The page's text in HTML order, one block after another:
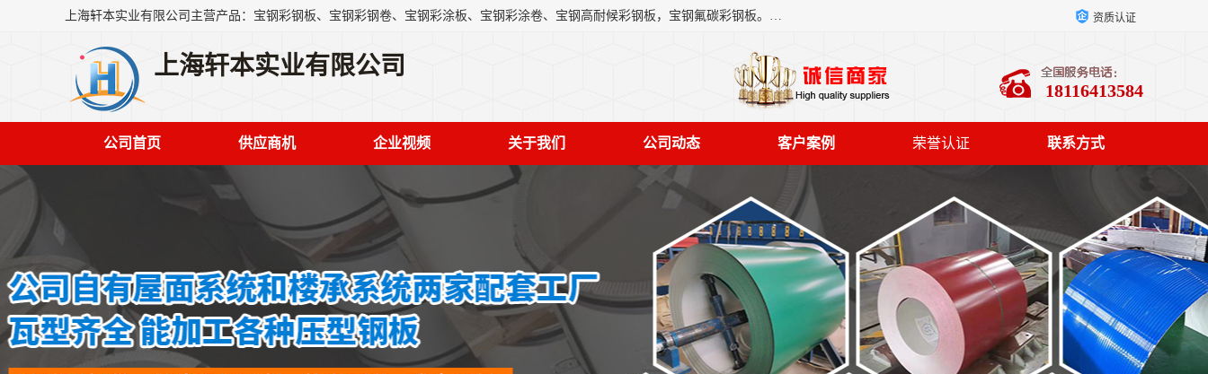
上海轩本实业有限公司主营产品：宝钢彩钢板、宝钢彩钢卷、宝钢彩涂板、宝钢彩涂卷、宝钢高耐候彩钢板，宝钢氟碳彩钢板。是一家集钢铁贸易，物流、加工为一体的产业全配套公司。 资质认证
上海轩本实业有限公司
18116413584
公司首页 供应商机 企业视频 关于我们 公司动态 客户案例 荣誉认证 联系方式